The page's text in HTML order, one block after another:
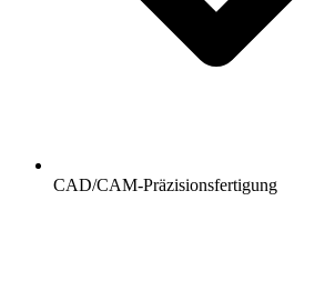
CAD/CAM-Präzisionsfertigung